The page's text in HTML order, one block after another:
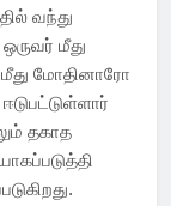
வந்து
மீது
மீது மோதினாரோ
தகாத